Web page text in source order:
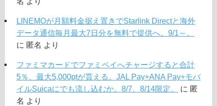
LINEMOが月額料金据え置きでStarlink Directと海外
データ通信毎月最大7日分を無料で提供へ。9/1～。
に 匿名 より
ファミマカードでファミペイへチャージすると合計
5％、最大5,000ptが貰える。JAL Pay+ANA Pay+モバ
イルSuicaにでも流し込むか。8/7、8/14限定。
に 匿
名 より